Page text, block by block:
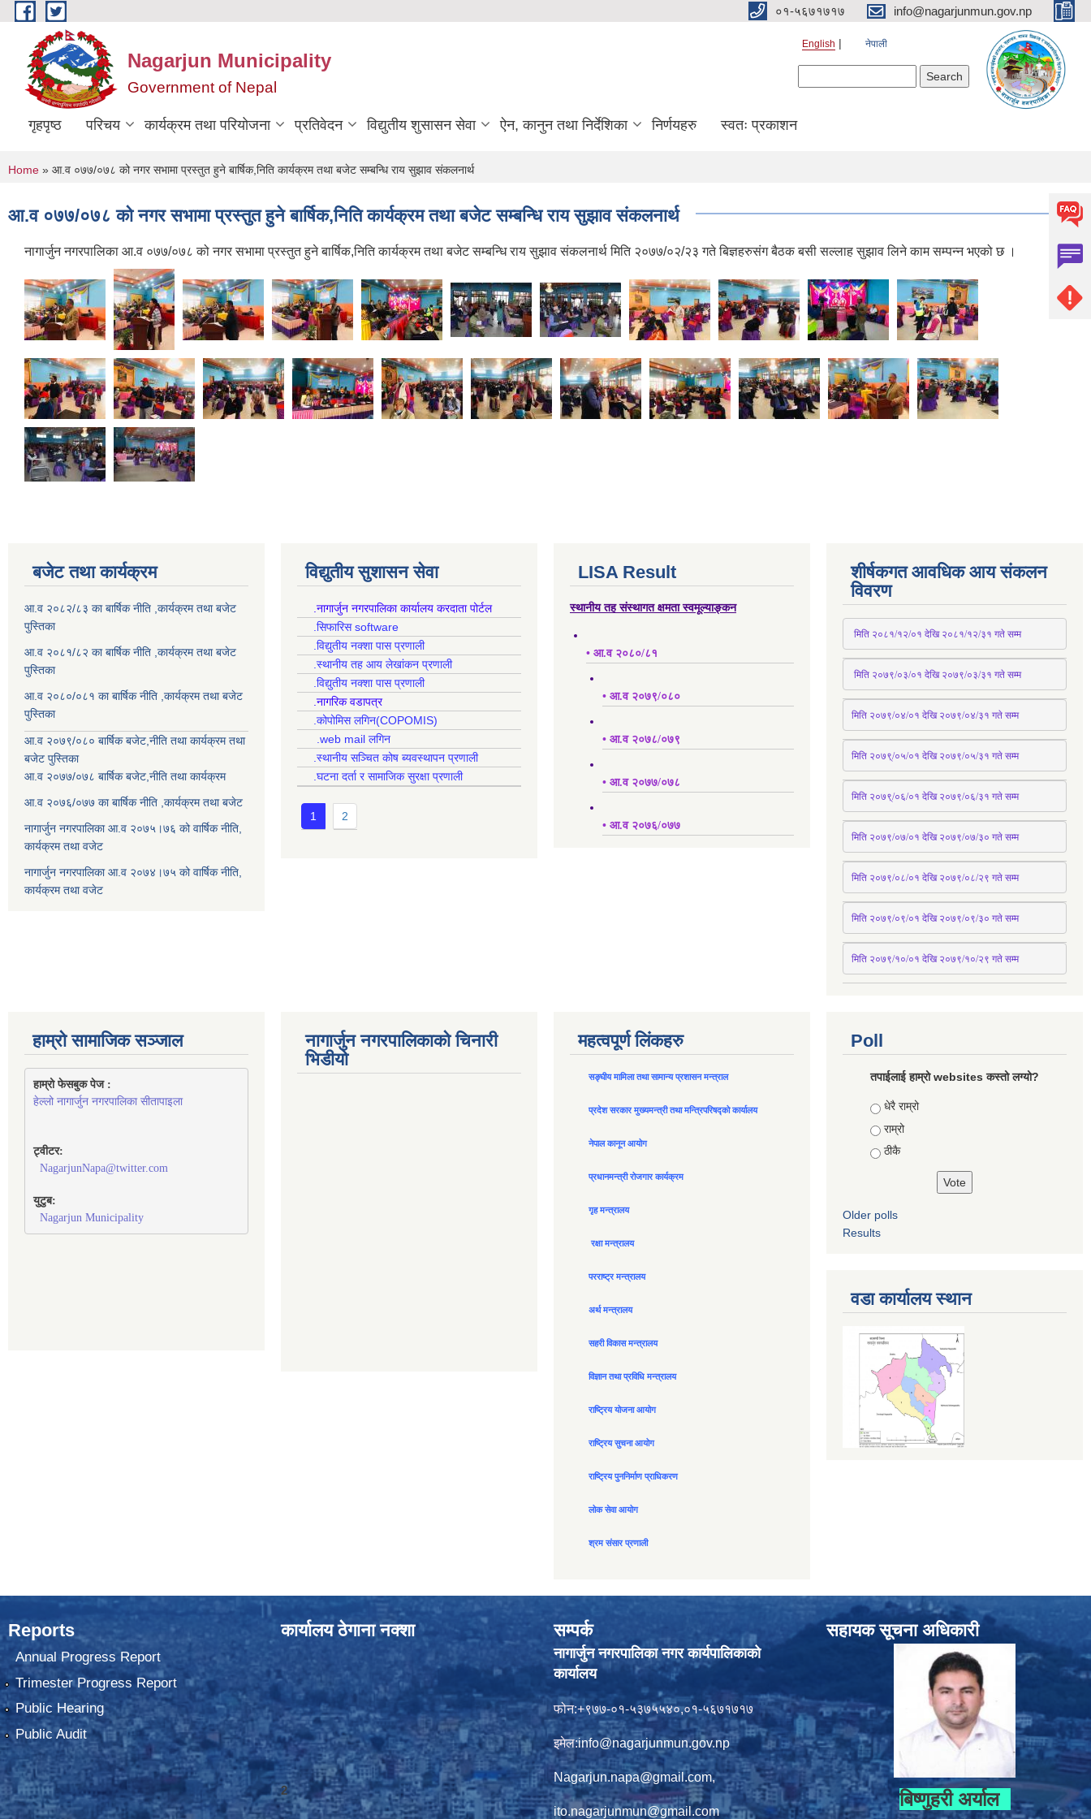
Skip to main content ०१-५६७१७१७ info@nagarjunmun.gov.np
Nagarjun Municipality
Government of Nepal
English नेपाली
गृहपृष्ठ परिचय कार्यक्रम तथा परियोजना प्रतिवेदन विद्युतीय शुसासन सेवा ऐन, कानुन तथा निर्देशिका निर्णयहरु स्वतः प्रकाशन
You are here
Home » आ.व ०७७/०७८ को नगर सभामा प्रस्तुत हुने बार्षिक,निति कार्यक्रम तथा बजेट सम्बन्धि राय सुझाव संकलनार्थ
आ.व ०७७/०७८ को नगर सभामा प्रस्तुत हुने बार्षिक,निति कार्यक्रम तथा बजेट सम्बन्धि राय सुझाव संकलनार्थ
नागार्जुन नगरपालिका आ.व ०७७/०७८ को नगर सभामा प्रस्तुत हुने बार्षिक,निति कार्यक्रम तथा बजेट सम्बन्धि राय सुझाव संकलनार्थ मिति २०७७/०२/२३ गते बिज्ञहरुसंग बैठक बसी सल्लाह सुझाव लिने काम सम्पन्न भएको छ ।
बजेट तथा कार्यक्रम
आ.व २०८२/८३ का बार्षिक नीति ,कार्यक्रम तथा बजेट
पुस्तिका
आ.व २०८१/८२ का बार्षिक नीति ,कार्यक्रम तथा बजेट
पुस्तिका
आ.व २०८०/०८१ का बार्षिक नीति ,कार्यक्रम तथा बजेट
पुस्तिका
आ.व २०७९/०८० बार्षिक बजेट,नीति तथा कार्यक्रम तथा
बजेट पुस्तिका
आ.व २०७७/०७८ बार्षिक बजेट,नीति तथा कार्यक्रम
आ.व २०७६/०७७ का बार्षिक नीति ,कार्यक्रम तथा बजेट
नागार्जुन नगरपालिका आ.व २०७५।७६ को वार्षिक नीति,
कार्यक्रम तथा वजेट
नागार्जुन नगरपालिका आ.व २०७४।७५ को वार्षिक नीति,
कार्यक्रम तथा वजेट
विद्युतीय सुशासन सेवा
.नागार्जुन नगरपालिका कार्यालय करदाता पोर्टल
.सिफारिस software
.विद्युतीय नक्शा पास प्रणाली
.स्थानीय तह आय लेखांकन प्रणाली
.विद्युतीय नक्शा पास प्रणाली
.नागरिक वडापत्र
.कोपोमिस लगिन(COPOMIS)
.web mail लगिन
.स्थानीय सञ्चित कोष ब्यवस्थापन प्रणाली
.घटना दर्ता र सामाजिक सुरक्षा प्रणाली
1 2
LISA Result
स्थानीय तह संस्थागत क्षमता स्वमूल्याङ्कन
• आ.व २०८०/८१
• आ.व २०७९/०८०
• आ.व २०७८/०७९
• आ.व २०७७/०७८
• आ.व २०७६/०७७
शीर्षकगत आवधिक आय संकलन
विवरण
मिति २०८१/१२/०१ देखि २०८१/१२/३१ गते सम्म
मिति २०७९/०३/०१ देखि २०७९/०३/३१ गते सम्म
मिति २०७९/०४/०१ देखि २०७९/०४/३१ गते सम्म
मिति २०७९्/०५/०१ देखि २०७९/०५/३१ गते सम्म
मिति २०७९्/०६/०१ देखि २०७९/०६/३१ गते सम्म
मिति २०७९/०७/०१ देखि २०७९/०७/३० गते सम्म
मिति २०७९/०८/०१ देखि २०७९/०८/२९ गते सम्म
मिति २०७९/०९/०१ देखि २०७९/०९/३० गते सम्म
मिति २०७९/१०/०१ देखि २०७९/१०/२९ गते सम्म
हाम्रो सामाजिक सञ्जाल
हाम्रो फेसबुक पेज :
हेल्लो नागार्जुन नगरपालिका सीतापाइला
ट्वीटर:
NagarjunNapa@twitter.com
युटुब:
Nagarjun Municipality
नागार्जुन नगरपालिकाको चिनारी
भिडीयो
महत्वपूर्ण लिंकहरु
सङ्घीय मामिला तथा सामान्य प्रशासन मन्त्राल
प्रदेश सरकार मुख्यमन्त्री तथा मन्त्रिपरिषद्को कार्यालय
नेपाल कानून आयोग
प्रधानमन्त्री रोजगार कार्यक्रम
गृह मन्त्रालय
रक्षा मन्त्रालय
परराष्ट्र मन्त्रालय
अर्थ मन्त्रालय
सहरी विकास मन्त्रालय
विज्ञान तथा प्रविधि मन्त्रालय
राष्ट्रिय योजना आयोग
राष्ट्रिय सुचना आयोग
राष्ट्रिय पुननिर्माण प्राधिकरण
लोक सेवा आयोग
श्रम संसार प्रणाली
Poll
तपाईलाई हाम्रो websites कस्तो लग्यो?
Choices
धेरै राम्रो
राम्रो
ठीकै
Older polls
Results
वडा कार्यालय स्थान
Reports
Annual Progress Report
Trimester Progress Report
Public Hearing
Public Audit
कार्यालय ठेगाना नक्शा
2
सम्पर्क
नागार्जुन नगरपालिका नगर कार्यपालिकाको
कार्यालय
फोन:+९७७-०१-५३७५५४०,०१-५६७१७१७
इमेल:info@nagarjunmun.gov.np
Nagarjun.napa@gmail.com,
ito.nagarjunmun@gmail.com
सहायक सूचना अधिकारी
बिष्णुहरी अर्याल